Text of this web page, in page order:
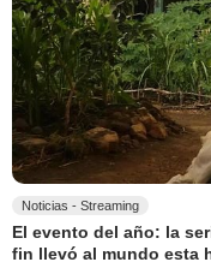
Noticias - Streaming
El evento del año: la
fin llevó al mundo esta